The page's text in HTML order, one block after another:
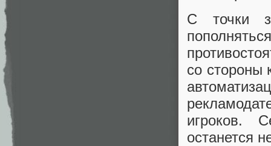
С точки
со стороны
игроков.
останется